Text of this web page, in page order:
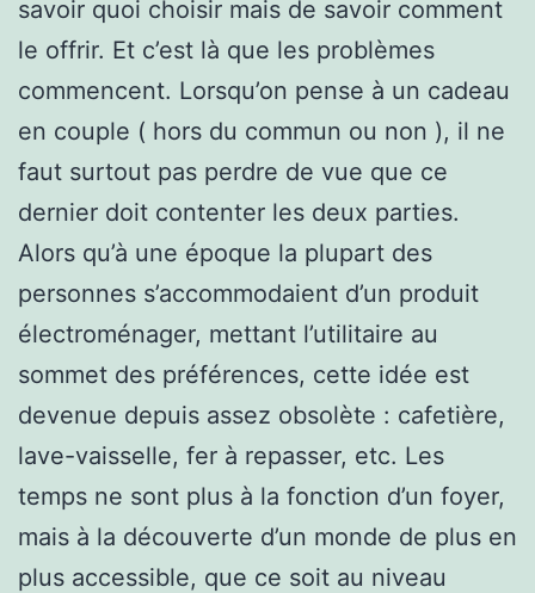
savoir quoi choisir mais de savoir comment
le offrir. Et c’est là que les problèmes
commencent. Lorsqu’on pense à un cadeau
en couple ( hors du commun ou non ), il ne
faut surtout pas perdre de vue que ce
dernier doit contenter les deux parties.
Alors qu’à une époque la plupart des
personnes s’accommodaient d’un produit
électroménager, mettant l’utilitaire au
sommet des préférences, cette idée est
devenue depuis assez obsolète : cafetière,
lave-vaisselle, fer à repasser, etc. Les
temps ne sont plus à la fonction d’un foyer,
mais à la découverte d’un monde de plus en
plus accessible, que ce soit au niveau